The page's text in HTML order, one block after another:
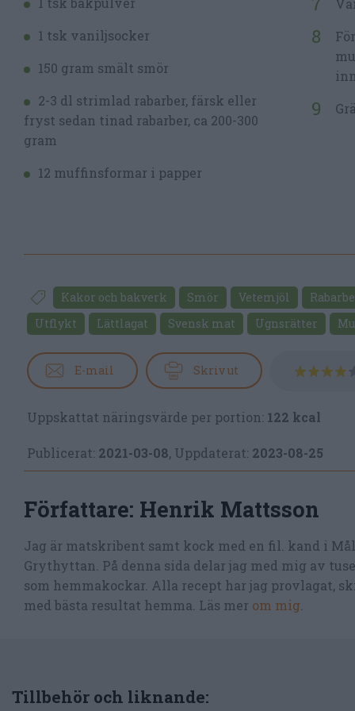
1 tsk vaniljsocker
150 gram smält smör
2-3 dl strimlad rabarber, färsk eller
fryst sedan tinad rabarber, ca 200-300
gram
12 muffinsformar i papper
Kakor och bakverk Smör Vetemjöl
Utflykt
Lättlagat Svensk mat Ugnsrätter
E-mail Skriv ut
Uppskattat näringsvärde per portion: 122 kcal
Publicerat: 2021-03-08, Uppdaterat: 2023-08-25
Författare: Henrik Mattsson
Jag är matskribent samt kock med en fil. kand i
Grythyttan. På denna sida delar jag med mig av
som hemmakockar. Alla recept har jag provlagat,
med bästa resultat hemma. Läs mer om mig
Tillbehör och liknande: